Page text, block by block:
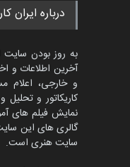
درباره ایران
به روز بودن سایت
آخرین اطلاعات و
و خارجی، اعلام
کاریکاتور و
نمایش فیلم های
گالری های این
سایت هنری است.